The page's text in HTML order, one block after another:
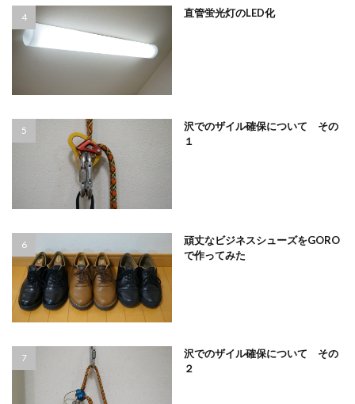
直管蛍光灯のLED化
沢でのザイル確保について その
１
頑丈なビジネスシューズをGORO
で作ってみた
沢でのザイル確保について その
２